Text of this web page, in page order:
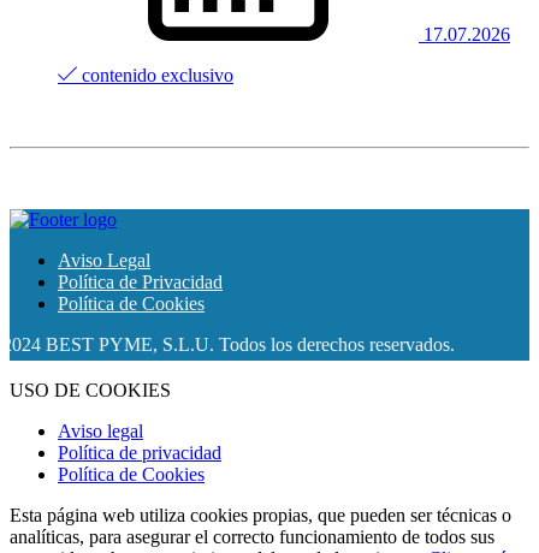
17.07.2026
contenido exclusivo
Aviso Legal
Política de Privacidad
Política de Cookies
BEST PYME, S.L.U. Todos los derechos reservados.
USO DE COOKIES
Aviso legal
Política de privacidad
Política de Cookies
Esta página web utiliza cookies propias, que pueden ser técnicas o
analíticas, para asegurar el correcto funcionamiento de todos sus